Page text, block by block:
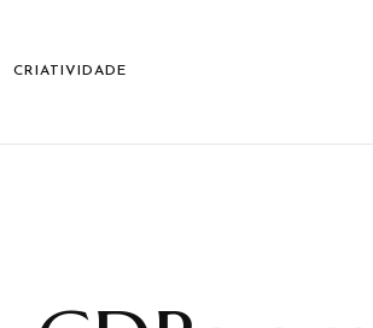
CRIATIVIDADE